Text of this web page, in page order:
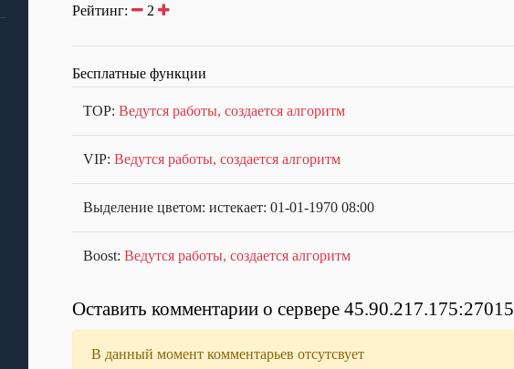
Рейтинг: 2
Бесплатные функции
TOP: Ведутся работы, создается алгоритм
VIP: Ведутся работы, создается алгоритм
Выделение цветом: истекает: 01-01-1970 08:00
Boost: Ведутся работы, создается алгоритм
Оставить комментарии о сервере 45.90.217.175:27015
В данный момент комментарьев отсутсвует